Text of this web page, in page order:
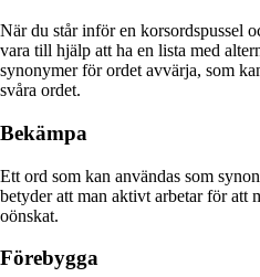
När du står inför en korsordspussel
vara till hjälp att ha en lista med
synonymer för ordet avvärja, som
svåra ordet.
Bekämpa
Ett ord som kan användas som
betyder att man aktivt arbetar för att
oönskat.
Förebygga